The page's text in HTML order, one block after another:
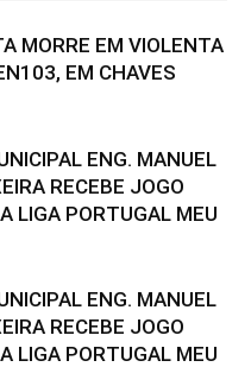
MORRE EM VIOLENTA
EM CHAVES
ENG. MANUEL
RECEBE JOGO
LIGA PORTUGAL MEU
ENG. MANUEL
RECEBE JOGO
LIGA PORTUGAL MEU